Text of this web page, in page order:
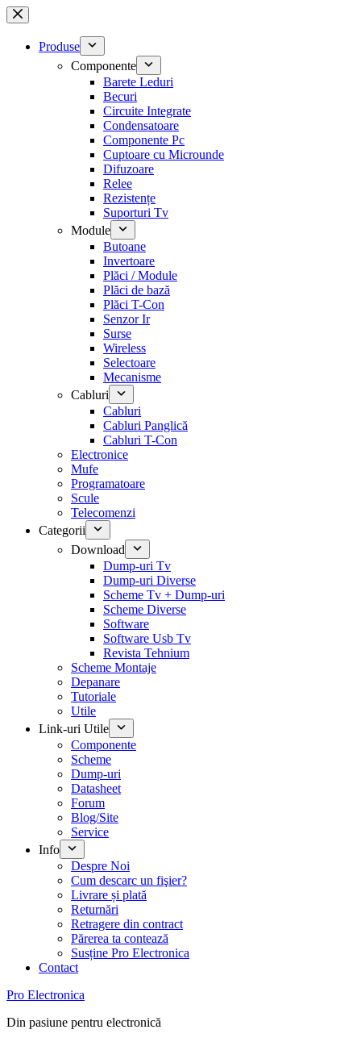
Sari
la
conținutProduse
Componente
Barete Leduri
Becuri
Circuite Integrate
Condensatoare
Componente Pc
Cuptoare cu Microunde
Difuzoare
Relee
Rezistențe
Suporturi Tv
Module
Butoane
Invertoare
Plăci / Module
Plăci de bază
Plăci T-Con
Senzor Ir
Surse
Wireless
Selectoare
Mecanisme
Cabluri
Cabluri
Cabluri Panglică
Cabluri T-Con
Electronice
Mufe
Programatoare
Scule
Telecomenzi
Categorii
Download
Dump-uri Tv
Dump-uri Diverse
Scheme Tv + Dump-uri
Scheme Diverse
Software
Software Usb Tv
Revista Tehnium
Scheme Montaje
Depanare
Tutoriale
Utile
Link-uri Utile
Componente
Scheme
Dump-uri
Datasheet
Forum
Blog/Site
Service
Info
Despre Noi
Cum descarc un fişier?
Livrare și plată
Returnări
Retragere din contract
Părerea ta contează
Susține Pro Electronica
Contact
Pro Electronica
Din pasiune pentru electronică